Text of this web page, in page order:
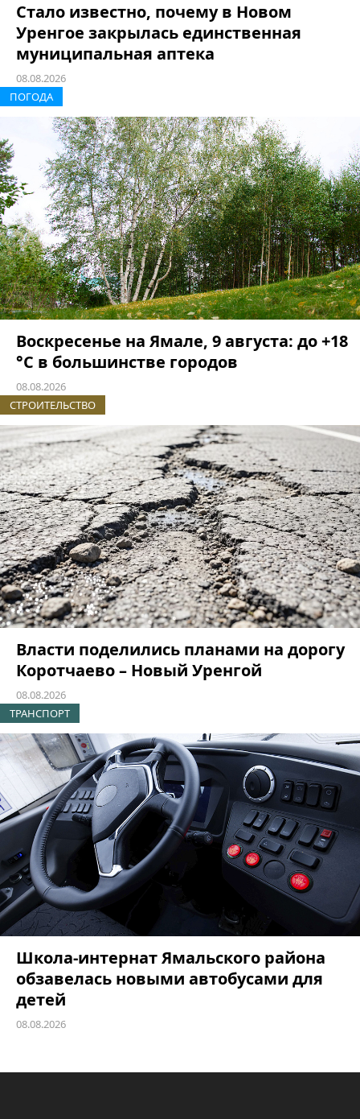
Стало известно, почему в Новом
Уренгое закрылась единственная
муниципальная аптека
08.08.2026
ПОГОДА
Воскресенье на Ямале, 9 августа: до +18
°C в большинстве городов
08.08.2026
СТРОИТЕЛЬСТВО
Власти поделились планами на дорогу
Коротчаево – Новый Уренгой
08.08.2026
ТРАНСПОРТ
Школа-интернат Ямальского района
обзавелась новыми автобусами для
детей
08.08.2026